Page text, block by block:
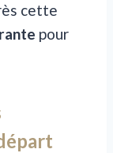
cette
pour